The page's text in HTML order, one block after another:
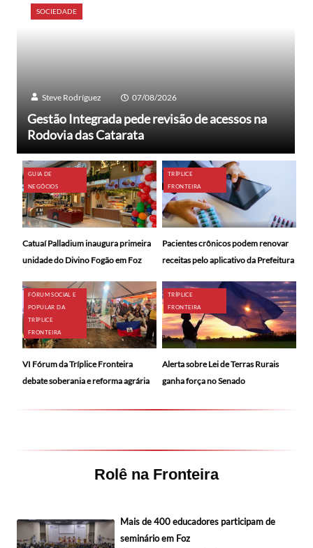
SOCIEDADE
Steve Rodríguez 07/08/2026
Gestão Integrada pede revisão de acessos na
Rodovia das Catarata
GUIA DE
NEGÓCIOS
Catuaí Palladium inaugura primeira
unidade do Divino Fogão em Foz
TRÍPLICE
FRONTEIRA
Pacientes crônicos podem renovar
receitas pelo aplicativo da Prefeitura
FÓRUM SOCIAL E
POPULAR DA
TRÍPLICE
FRONTEIRA
VI Fórum da Tríplice Fronteira
debate soberania e reforma agrária
TRÍPLICE
FRONTEIRA
Alerta sobre Lei de Terras Rurais
ganha força no Senado
Rolê na Fronteira
Mais de 400 educadores participam de
seminário em Foz